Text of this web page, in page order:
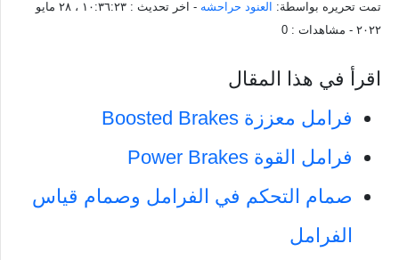
تمت تحريره بواسطة: العنود حراحشه - اخر تحديث :
١٠:٣٦:٢٣ ، ٢٨ مايو
٢٠٢٢ - مشاهدات : 0
اقرأ في هذا المقال
فرامل معززة Boosted Brakes
فرامل القوة Power Brakes
صمام التحكم في الفرامل وصمام قياس
الفرامل